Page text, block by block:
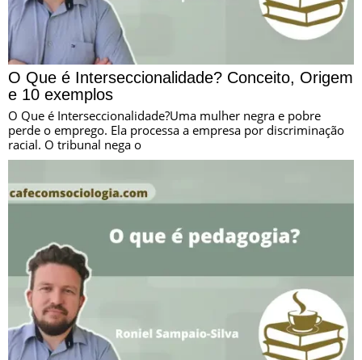
O Que é Interseccionalidade? Conceito, Origem
e 10 exemplos
O Que é Interseccionalidade?Uma mulher negra e pobre
perde o emprego. Ela processa a empresa por discriminação
racial. O tribunal nega o